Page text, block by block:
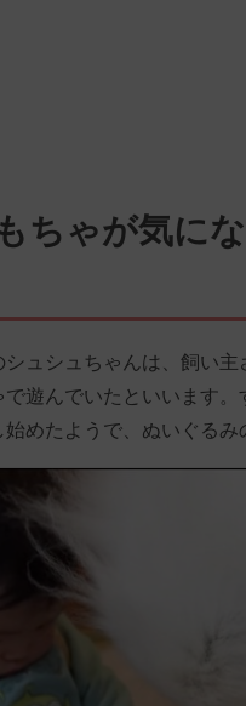
ちゃが気に
ュシュちゃんは、飼い
遊んでいたといいます
めたようで、ぬいぐるみ